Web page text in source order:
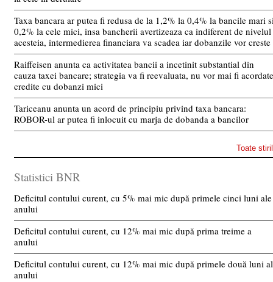
Taxa bancara ar putea fi redusa de la 1,2% la 0,4% la bancile mari
0,2% la cele mici, insa bancherii avertizeaza ca indiferent de nivelul
acesteia, intermedierea financiara va scadea iar dobanzile vor creste
Raiffeisen anunta ca activitatea bancii a incetinit substantial din
cauza taxei bancare; strategia va fi reevaluata, nu vor mai fi acordate
credite cu dobanzi mici
Tariceanu anunta un acord de principiu privind taxa bancara:
ROBOR-ul ar putea fi inlocuit cu marja de dobanda a bancilor
Toate
Statistici BNR
Deficitul contului curent, cu 5% mai mic după primele cinci luni ale
anului
Deficitul contului curent, cu 12% mai mic după prima treime a
anului
Deficitul contului curent, cu 12% mai mic după primele două luni
anului